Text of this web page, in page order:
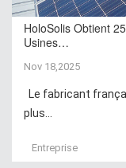
HoloSolis Obtient
Usines…
Nov 18,2025
Le fabricant
plus...
Entreprise